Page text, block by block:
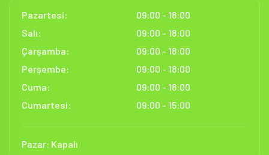
Pazartesi:
09:00 - 18:00
Salı:
09:00 - 18:00
Çarşamba:
09:00 - 18:00
Perşembe:
09:00 - 18:00
Cuma:
09:00 - 18:00
Cumartesi:
09:00 - 15:00
Pazar: Kapalı